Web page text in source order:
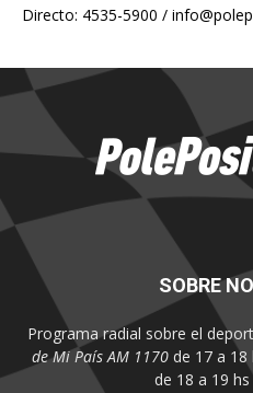
Directo: 4535-5900 /
SOBRE
Programa radial sobre el
de Mi País AM 1170de 17 a 18
de 18 a 19